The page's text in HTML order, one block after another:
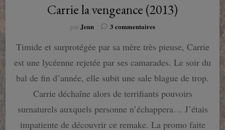
Carrie la vengeance (2013)
par Jenn 3 commentairessur
la
(2013)
Timide et surprotégée par sa mère très pieuse, Carrie
est une lycéenne rejetée par ses camarades. Le soir du
bal de fin d’année, elle subit une sale blague de trop.
Carrie déchaîne alors de terrifiants pouvoirs
surnaturels auxquels personne n’échappera… J’étais
impatiente de découvrir ce remake. La promo faite